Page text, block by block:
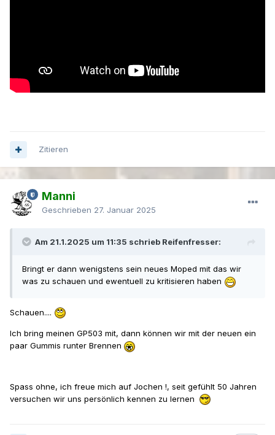
Zitieren
Manni
Geschrieben 27. Januar 2025
Am 21.1.2025 um 11:35 schrieb Reifenfresser:
Bringt er dann wenigstens sein neues Moped mit das wir
was zu schauen und ewentuell zu kritisieren haben
Schauen....
Ich bring meinen GP503 mit, dann können wir mit der neuen ein
paar Gummis runter Brennen
Spass ohne, ich freue mich auf Jochen !, seit gefühlt 50 Jahren
versuchen wir uns persönlich kennen zu lernen